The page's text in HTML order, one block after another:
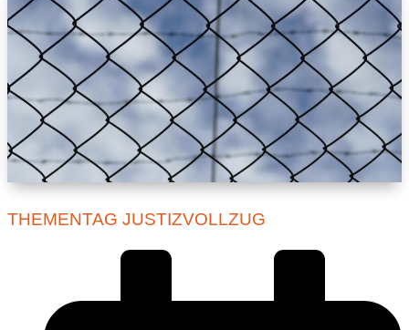
THEMENTAG JUSTIZVOLLZUG